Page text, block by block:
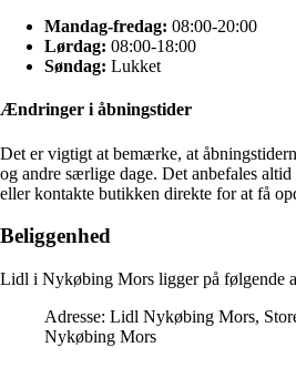
Mandag-fredag: 08:00-20:00
Lørdag: 08:00-18:00
Søndag: Lukket
Ændringer i åbningstider
Det er vigtigt at bemærke, at
og andre særlige dage. Det anbefales
eller kontakte butikken direkte for at få
Beliggenhed
Lidl i Nykøbing Mors ligger på følgende
Adresse: Lidl Nykøbing Mors,
Nykøbing Mors